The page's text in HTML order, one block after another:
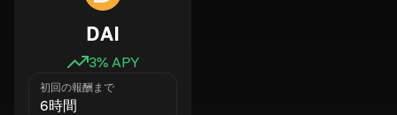
DAI
3% APY
初回の報酬まで
6時間